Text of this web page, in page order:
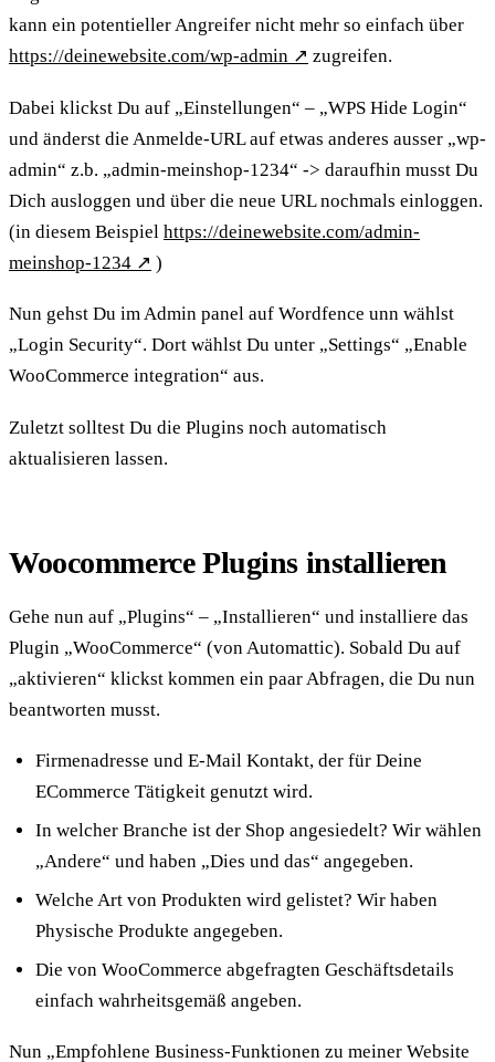
kann ein potentieller Angreifer nicht mehr so einfach über
https://deinewebsite.com/wp-admin ↗ zugreifen.
Dabei klickst Du auf „Einstellungen“ – „WPS Hide Login“
und änderst die Anmelde-URL auf etwas anderes ausser „wp-
admin“ z.b. „admin-meinshop-1234“ -> daraufhin musst Du
Dich ausloggen und über die neue URL nochmals einloggen.
(in diesem Beispiel https://deinewebsite.com/admin-
meinshop-1234 ↗ )
Nun gehst Du im Admin panel auf Wordfence unn wählst
„Login Security“. Dort wählst Du unter „Settings“ „Enable
WooCommerce integration“ aus.
Zuletzt solltest Du die Plugins noch automatisch
aktualisieren lassen.
Woocommerce Plugins installieren
Gehe nun auf „Plugins“ – „Installieren“ und installiere das
Plugin „WooCommerce“ (von Automattic). Sobald Du auf
„aktivieren“ klickst kommen ein paar Abfragen, die Du nun
beantworten musst.
Firmenadresse und E-Mail Kontakt, der für Deine
ECommerce Tätigkeit genutzt wird.
In welcher Branche ist der Shop angesiedelt? Wir wählen
„Andere“ und haben „Dies und das“ angegeben.
Welche Art von Produkten wird gelistet? Wir haben
Physische Produkte angegeben.
Die von WooCommerce abgefragten Geschäftsdetails
einfach wahrheitsgemäß angeben.
Nun „Empfohlene Business-Funktionen zu meiner Website